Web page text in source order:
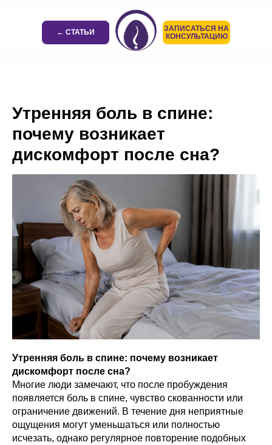
← СТАТЬИ
ЗАПИСАТЬСЯ НА
КОНСУЛЬТАЦИЮ
Утренняя боль в спине:
почему возникает
дискомфорт после сна?
Утренняя боль в спине: почему возникает
дискомфорт после сна?
Многие люди замечают, что после пробуждения
появляется боль в спине, чувство скованности или
ограничение движений. В течение дня неприятные
ощущения могут уменьшаться или полностью
исчезать, однако регулярное повторение подобных